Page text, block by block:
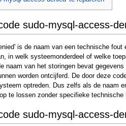
sudo-mysql-access-
is de naam van een technische
in welk systeemonderdeel of welke
naam van het storingen bevat
worden ontcijferd. De door deze
optreden. Dus zelfs als de naam
te lossen zonder specifieke technische
sudo-mysql-access-